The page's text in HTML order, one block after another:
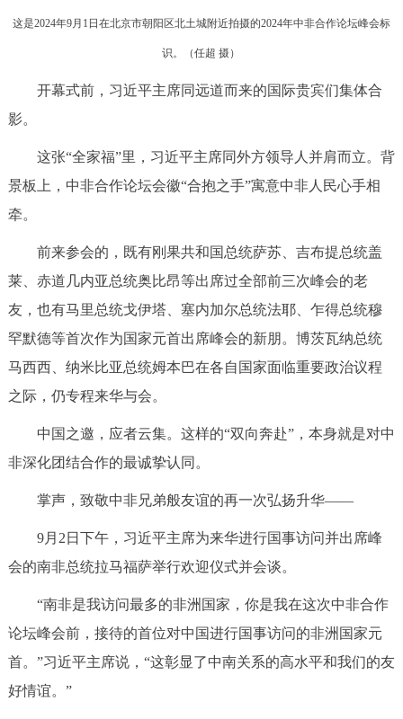
这是2024年9月1日在北京市朝阳区北土城附近拍摄的2024年中非合作论坛峰会标
识。（任超 摄）
开幕式前，习近平主席同远道而来的国际贵宾们集体合
影。
这张“全家福”里，习近平主席同外方领导人并肩而立。背
景板上，中非合作论坛会徽“合抱之手”寓意中非人民心手相
牵。
前来参会的，既有刚果共和国总统萨苏、吉布提总统盖
莱、赤道几内亚总统奥比昂等出席过全部前三次峰会的老
友，也有马里总统戈伊塔、塞内加尔总统法耶、乍得总统穆
罕默德等首次作为国家元首出席峰会的新朋。博茨瓦纳总统
马西西、纳米比亚总统姆本巴在各自国家面临重要政治议程
之际，仍专程来华与会。
中国之邀，应者云集。这样的“双向奔赴”，本身就是对中
非深化团结合作的最诚挚认同。
掌声，致敬中非兄弟般友谊的再一次弘扬升华——
9月2日下午，习近平主席为来华进行国事访问并出席峰
会的南非总统拉马福萨举行欢迎仪式并会谈。
“南非是我访问最多的非洲国家，你是我在这次中非合作
论坛峰会前，接待的首位对中国进行国事访问的非洲国家元
首。”习近平主席说，“这彰显了中南关系的高水平和我们的友
好情谊。”